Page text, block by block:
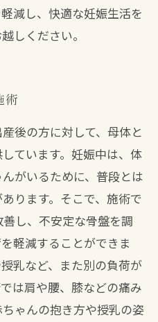
減し、快適な妊娠生活を
しください。
術
後の方に対して、母体と
ています。妊娠中は、体
がいるために、普段とは
ります。そこで、施術で
し、不安定な骨盤を調
軽減することができま
乳など、また別の負荷が
は肩や腰、膝などの痛み
ゃんの抱き方や授乳の姿